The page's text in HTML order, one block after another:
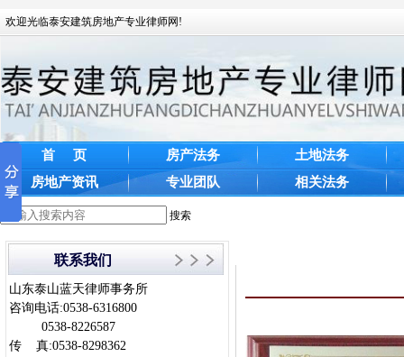
欢迎光临泰安建筑房地产专业律师网!
首 页 房产法务
土地法务
房地产资讯
专业团队 相关法务
搜索
联系我们
山东泰山蓝天律师事务所
咨询电话:0538-6316800
0538-8226587
传 真:0538-8298362